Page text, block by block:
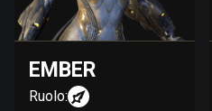
EMBER
Ruolo: